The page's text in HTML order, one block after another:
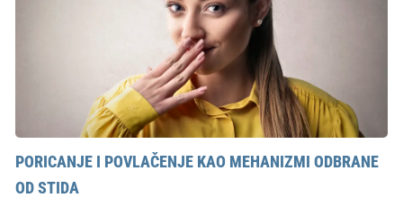
PORICANJE I POVLAČENJE KAO MEHANIZMI ODBRANE
OD STIDA